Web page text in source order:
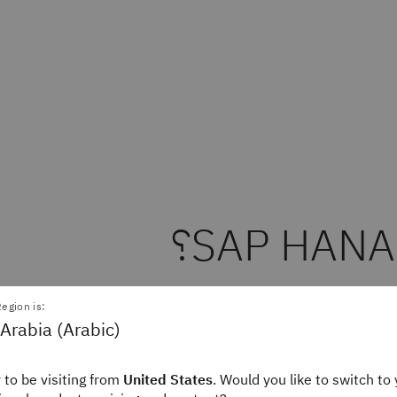
النماذج تخزِّن البيانات في الذاكرة بدلًا من حفظها على
بيانات أسرع بأضعاف مقارنةً بالأنظمة المعتمدة على
is:
(Arabic)
to be visiting from United States. Would you like to switch to